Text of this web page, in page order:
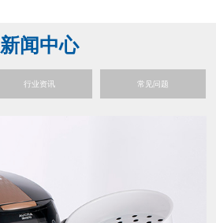
新闻中心
行业资讯 常见问题